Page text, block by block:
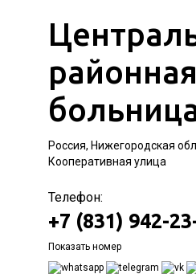
районная
Россия, Нижегородская
Кооперативная улица
Телефон:
+7 (831) 942-
Показать номер